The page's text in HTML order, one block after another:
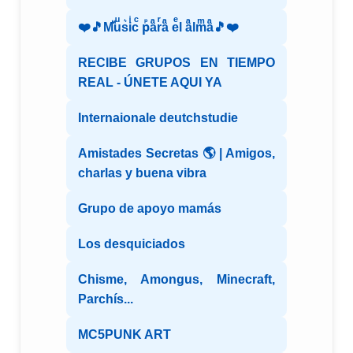
❤️🎵Mⷨuͧs͛iͥcͨ рⷬaͣrͬaͣ eͤl aͣlmͫaͣ🎵❤️
RECIBE GRUPOS EN TIEMPO
REAL - ÚNETE AQUI YA
Internaionale deutchstudie
Amistades Secretas 🌎 | Amigos,
charlas y buena vibra
Grupo de apoyo mamás
Los desquiciados
Chisme, Amongus, Minecraft,
Parchís...
MC5PUNK ART